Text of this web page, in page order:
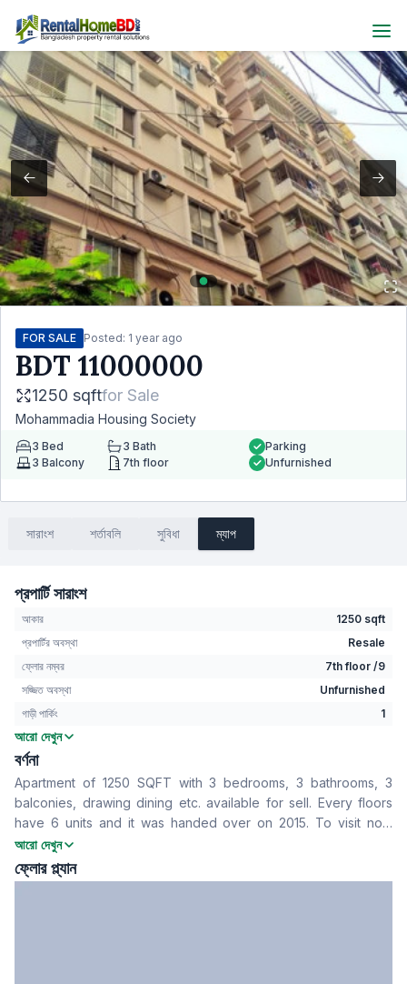
FOR SALE Posted: 1 year ago
BDT 11000000
1250 sqftfor Sale
Mohammadia Housing Society
3 Bed 3 Bath
3 Balcony 7th floor
Parking
Unfurnished
সারাংশ শর্তাবলি সুবিধা ম্যাপ
প্রপার্টি সারাংশ
আকার
1250 sqft
প্রপার্টির অবস্থা
Resale
ফ্লোর নম্বর
7th floor /9
সজ্জিত অবস্থা
Unfurnished
গাড়ী পার্কিং
1
বেডরুম
বাথরুম
বসার রুম
No
Drawing Room
Yes
খাবার রুম
Yes
ফ্লোর টাইপ
Tiled
আরো দেখুন
বর্ণনা
Apartment of 1250 SQFT with 3 bedrooms, 3 bathrooms, 3
balconies, drawing dining etc. available for sell. Every floors
have 6 units and it was handed over on 2015. To visit now
contact right away.
আরো দেখুন
ফ্লোর প্ল্যান